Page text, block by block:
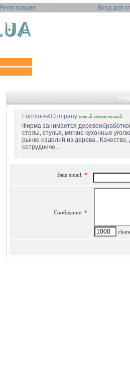
Регистрация Вход для
Furniture&Company новый обновленный
Фирма занимается
столы, стулья, мягкие кухонные
рынке изделий из дерева.. Качество,
сотрудниче...
Ваш email: *
Сообщение: *